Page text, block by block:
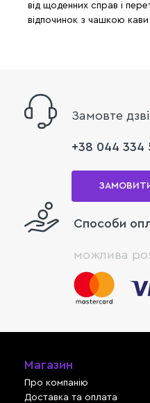
від щоденних справ і
відпочинок з чашкою
Замовте
+38 044 334
Способи
можлива
Магазин
Про компанію
Доставка та оплата